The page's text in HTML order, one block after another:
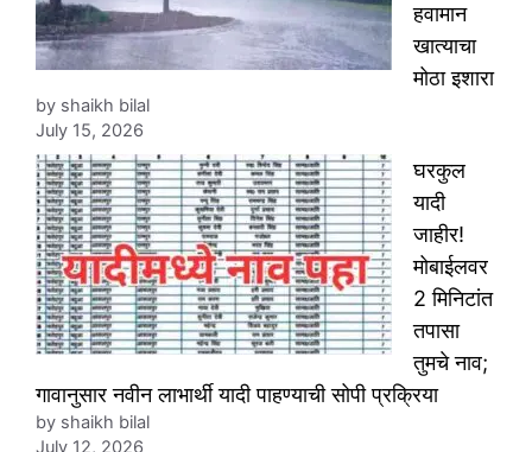
हवामान
खात्याचा
मोठा इशारा
by shaikh bilal
July 15, 2026
घरकुल
यादी
जाहीर!
मोबाईलवर
2 मिनिटांत
तपासा
तुमचे नाव;
गावानुसार नवीन लाभार्थी यादी पाहण्याची सोपी प्रक्रिया
by shaikh bilal
July 12, 2026